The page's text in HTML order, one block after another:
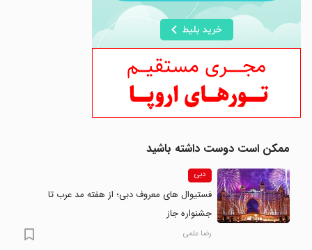
ممکن است دوست داشته باشید
دبی
فستیوال های معروف دبی؛ از هفته مد عرب تا
جشنواره جاز
رضا علمی